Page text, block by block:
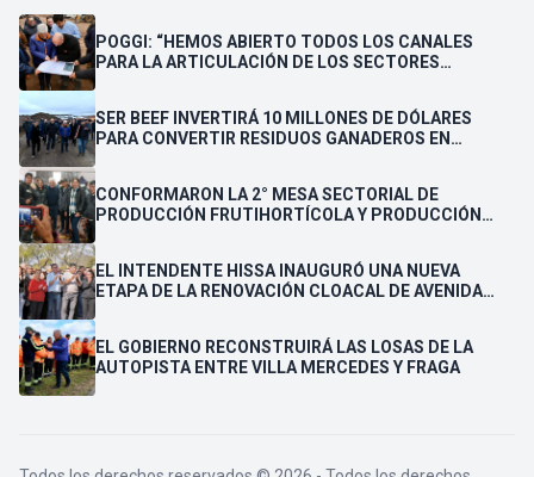
POGGI: “HEMOS ABIERTO TODOS LOS CANALES
PARA LA ARTICULACIÓN DE LOS SECTORES
SER BEEF INVERTIRÁ 10 MILLONES DE DÓLARES
PARA CONVERTIR RESIDUOS GANADEROS EN
CONFORMARON LA 2° MESA SECTORIAL DE
PRODUCCIÓN FRUTIHORTÍCOLA Y PRODUCCIÓN
EL INTENDENTE HISSA INAUGURÓ UNA NUEVA
ETAPA DE LA RENOVACIÓN CLOACAL DE AVENIDA
EL GOBIERNO RECONSTRUIRÁ LAS LOSAS DE LA
AUTOPISTA ENTRE VILLA MERCEDES Y FRAGA